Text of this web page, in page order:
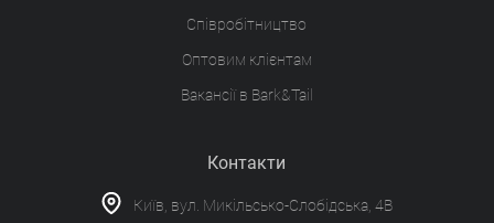
Співробітництво
Оптовим клієнтам
Вакансії в Bark&Tail
Контакти
Київ, вул. Микільсько-Слобідська, 4В